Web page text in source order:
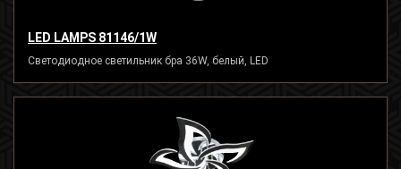
LED LAMPS 81146/1W
Светодиодное светильник бра 36W, белый, LED